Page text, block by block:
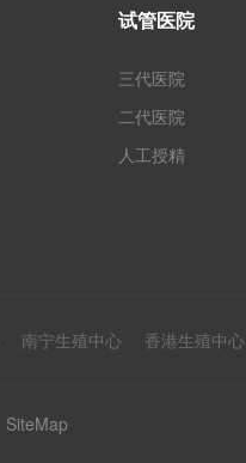
试管医院
三代医院
二代医院
人工授精
南宁生殖中心 香港生殖中心
SiteMap